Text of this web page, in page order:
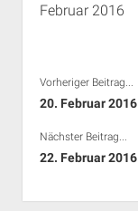
Februar 2016
Vorheriger Beitrag...
20. Februar 2016
Nächster Beitrag...
22. Februar 2016